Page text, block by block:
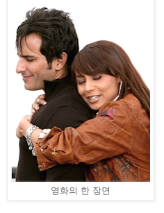
영화의 한 장면